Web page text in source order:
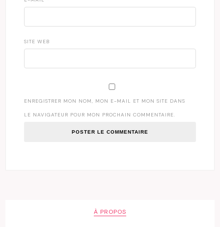
SITE WEB
ENREGISTRER MON NOM, MON E-MAIL ET MON SITE DANS
LE NAVIGATEUR POUR MON PROCHAIN COMMENTAIRE.
À PROPOS